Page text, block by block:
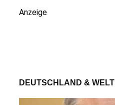
Anzeige
DEUTSCHLAND & WELT